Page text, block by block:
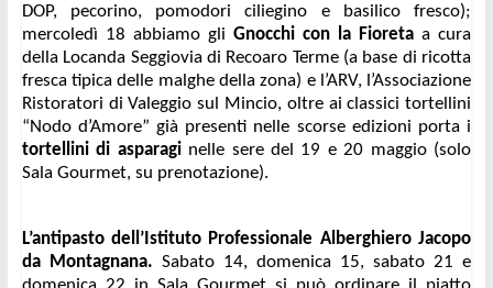
DOP, pecorino, pomodori ciliegino e basilico fresco);
mercoledì 18 abbiamo gli Gnocchi con la Fioreta a cura
della Locanda Seggiovia di Recoaro Terme (a base di ricotta
fresca tipica delle malghe della zona) e l’ARV, l’Associazione
Ristoratori di Valeggio sul Mincio, oltre ai classici tortellini
tortellini di asparagi nelle sere del 19 e 20 maggio (solo
Sala Gourmet, su prenotazione).
L’antipasto dell’Istituto Professionale Alberghiero Jacopo
da Montagnana. Sabato 14, domenica 15, sabato 21 e